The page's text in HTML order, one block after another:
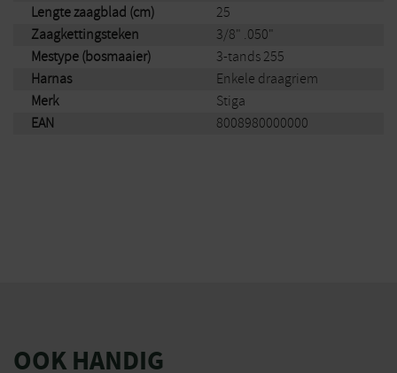
Lengte zaagblad (cm)
25
Zaagkettingsteken
3/8" .050"
Mestype (bosmaaier)
3-tands 255
Harnas
Enkele draagriem
Merk
Stiga
EAN
8008980000000
OOK HANDIG